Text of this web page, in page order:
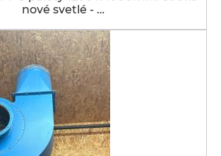
nové svetlé - …